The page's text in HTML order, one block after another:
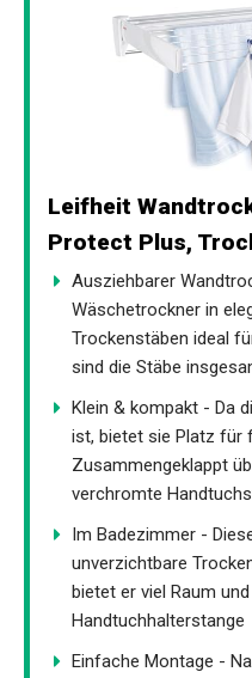
Leifheit
Protect Plus,
Ausziehbarer
Wäschetrockner in
Trockenstäben ideal
sind die Stäbe
Klein & kompakt - Da
ist, bietet sie Platz für
Zusammengeklappt
verchromte
Im Badezimmer -
unverzichtbare
bietet er viel Raum
Handtuchhalterstange
Einfache Montage -